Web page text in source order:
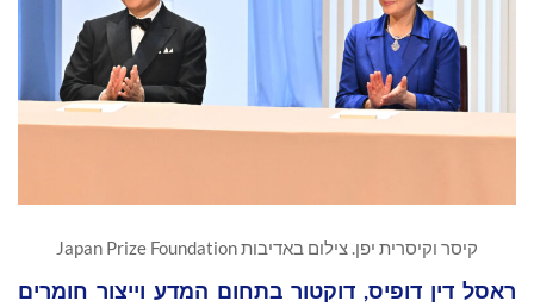
קיסר וקיסרית יפן. צילום באדיבות Japan Prize Foundation
ראסל דין דופיס, דוקטור בתחום המדע וייצור חומרים